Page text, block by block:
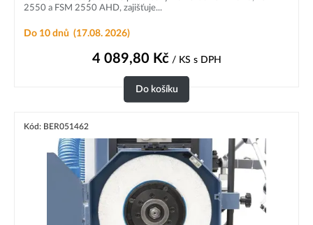
2550 a FSM 2550 AHD, zajišťuje...
Do 10 dnů (17.08. 2026)
4 089,80 Kč/ KS s DPH
Do košíku
Kód: BER051462